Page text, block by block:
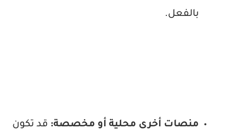
بالفعل.
منصات أخرى محلية أو مخصصة: قد تكون